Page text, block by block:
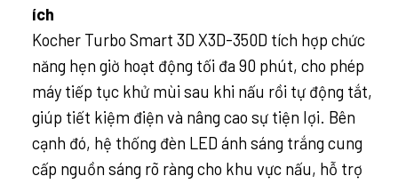
ích
Kocher Turbo Smart 3D X3D-350D tích hợp chức
năng hẹn giờ hoạt động tối đa 90 phút, cho phép
máy tiếp tục khử mùi sau khi nấu rồi tự động tắt,
giúp tiết kiệm điện và nâng cao sự tiện lợi. Bên
cạnh đó, hệ thống đèn LED ánh sáng trắng cung
cấp nguồn sáng rõ ràng cho khu vực nấu, hỗ trợ